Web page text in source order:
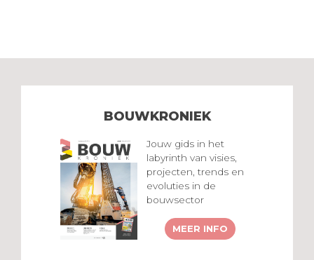
BOUWKRONIEK
Jouw gids in het
labyrinth van visies,
projecten, trends en
evoluties in de
bouwsector
MEER INFO